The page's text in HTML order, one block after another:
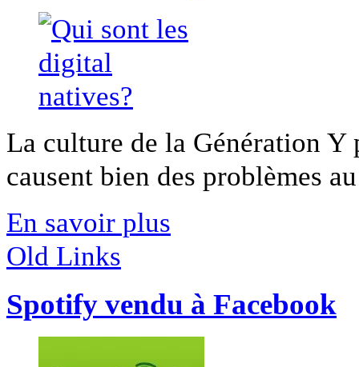
La culture de la Génération Y
causent bien des problèmes
En savoir plus
Old Links
Spotify vendu à Facebook